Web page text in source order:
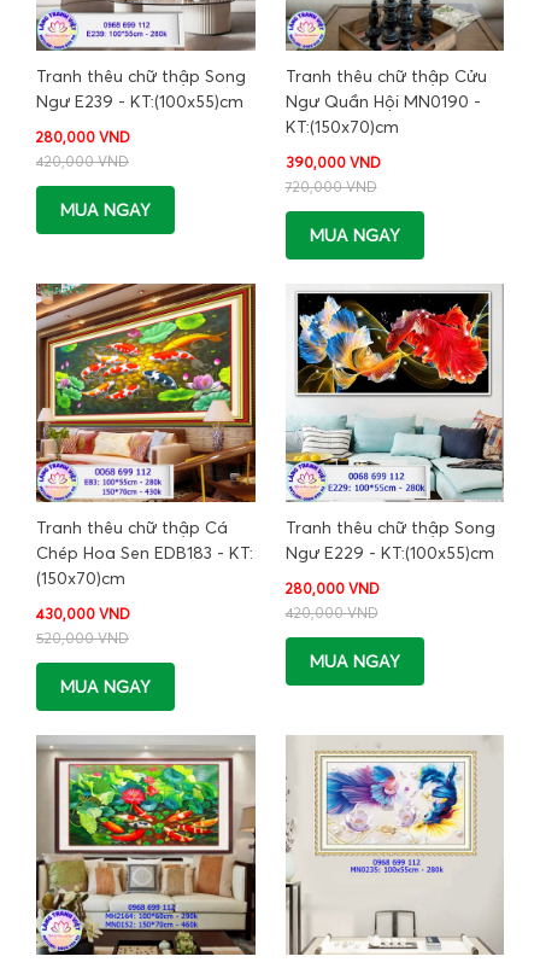
Tranh thêu chữ thập Song
Ngư E239 - KT:(100x55)cm
280,000 VND
420,000 VND
MUA NGAY
Tranh thêu chữ thập Cửu
Ngư Quần Hội MN0190 -
KT:(150x70)cm
390,000 VND
720,000 VND
MUA NGAY
Tranh thêu chữ thập Cá
Chép Hoa Sen EDB183 - KT:
(150x70)cm
430,000 VND
520,000 VND
MUA NGAY
Tranh thêu chữ thập Song
Ngư E229 - KT:(100x55)cm
280,000 VND
420,000 VND
MUA NGAY